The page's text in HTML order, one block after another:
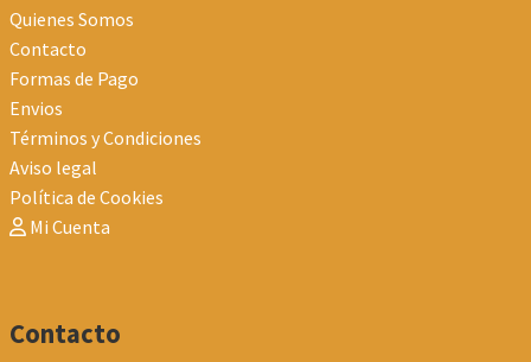
Quienes Somos
Contacto
Formas de Pago
Envios
Términos y Condiciones
Aviso legal
Política de Cookies
Mi Cuenta
Contacto